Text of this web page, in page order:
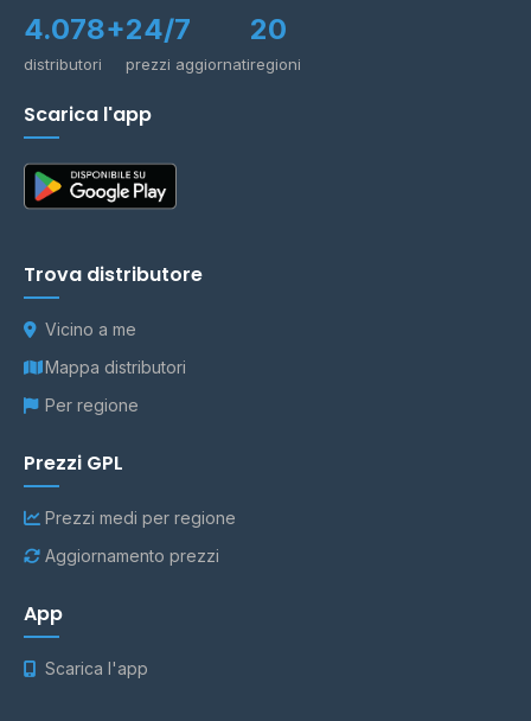
4.078+
distributori
24/7
prezzi aggiornati
20
regioni
Scarica l'app
Trova distributore
Vicino a me
Mappa distributori
Per regione
Prezzi GPL
Prezzi medi per regione
Aggiornamento prezzi
App
Scarica l'app